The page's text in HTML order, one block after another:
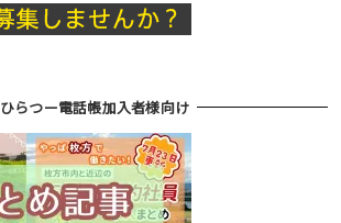
ひらつー電話帳加入者様向け